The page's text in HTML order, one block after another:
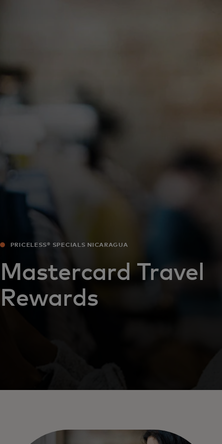
PRICELESS® SPECIALS NICARAGUA
Mastercard Travel
Rewards